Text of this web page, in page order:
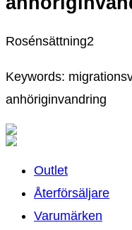
Rosénsättning2
Keywords:
anhöriginvandring
Outlet
Återförsäljare
Varumärken